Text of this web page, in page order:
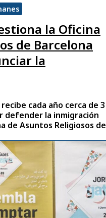
la Oficina
de Barcelona
la
cada año cerca de 3
defender la inmigración
de Asuntos Religiosos de